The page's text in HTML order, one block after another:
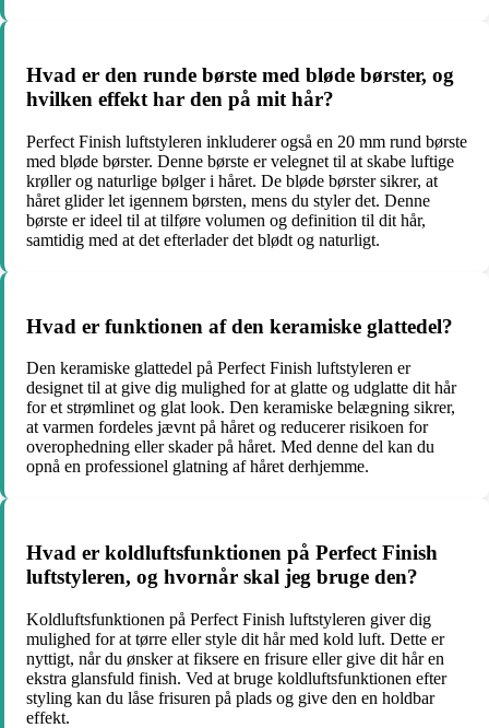
Hvad er den runde børste med bløde børster, og
hvilken effekt har den på mit hår?
Perfect Finish luftstyleren inkluderer også en 20 mm rund børste
med bløde børster. Denne børste er velegnet til at skabe luftige
krøller og naturlige bølger i håret. De bløde børster sikrer, at
håret glider let igennem børsten, mens du styler det. Denne
børste er ideel til at tilføre volumen og definition til dit hår,
samtidig med at det efterlader det blødt og naturligt.
Hvad er funktionen af den keramiske glattedel?
Den keramiske glattedel på Perfect Finish luftstyleren er
designet til at give dig mulighed for at glatte og udglatte dit hår
for et strømlinet og glat look. Den keramiske belægning sikrer,
at varmen fordeles jævnt på håret og reducerer risikoen for
overophedning eller skader på håret. Med denne del kan du
opnå en professionel glatning af håret derhjemme.
Hvad er koldluftsfunktionen på Perfect Finish
luftstyleren, og hvornår skal jeg bruge den?
Koldluftsfunktionen på Perfect Finish luftstyleren giver dig
mulighed for at tørre eller style dit hår med kold luft. Dette er
nyttigt, når du ønsker at fiksere en frisure eller give dit hår en
ekstra glansfuld finish. Ved at bruge koldluftsfunktionen efter
styling kan du låse frisuren på plads og give den en holdbar
effekt.